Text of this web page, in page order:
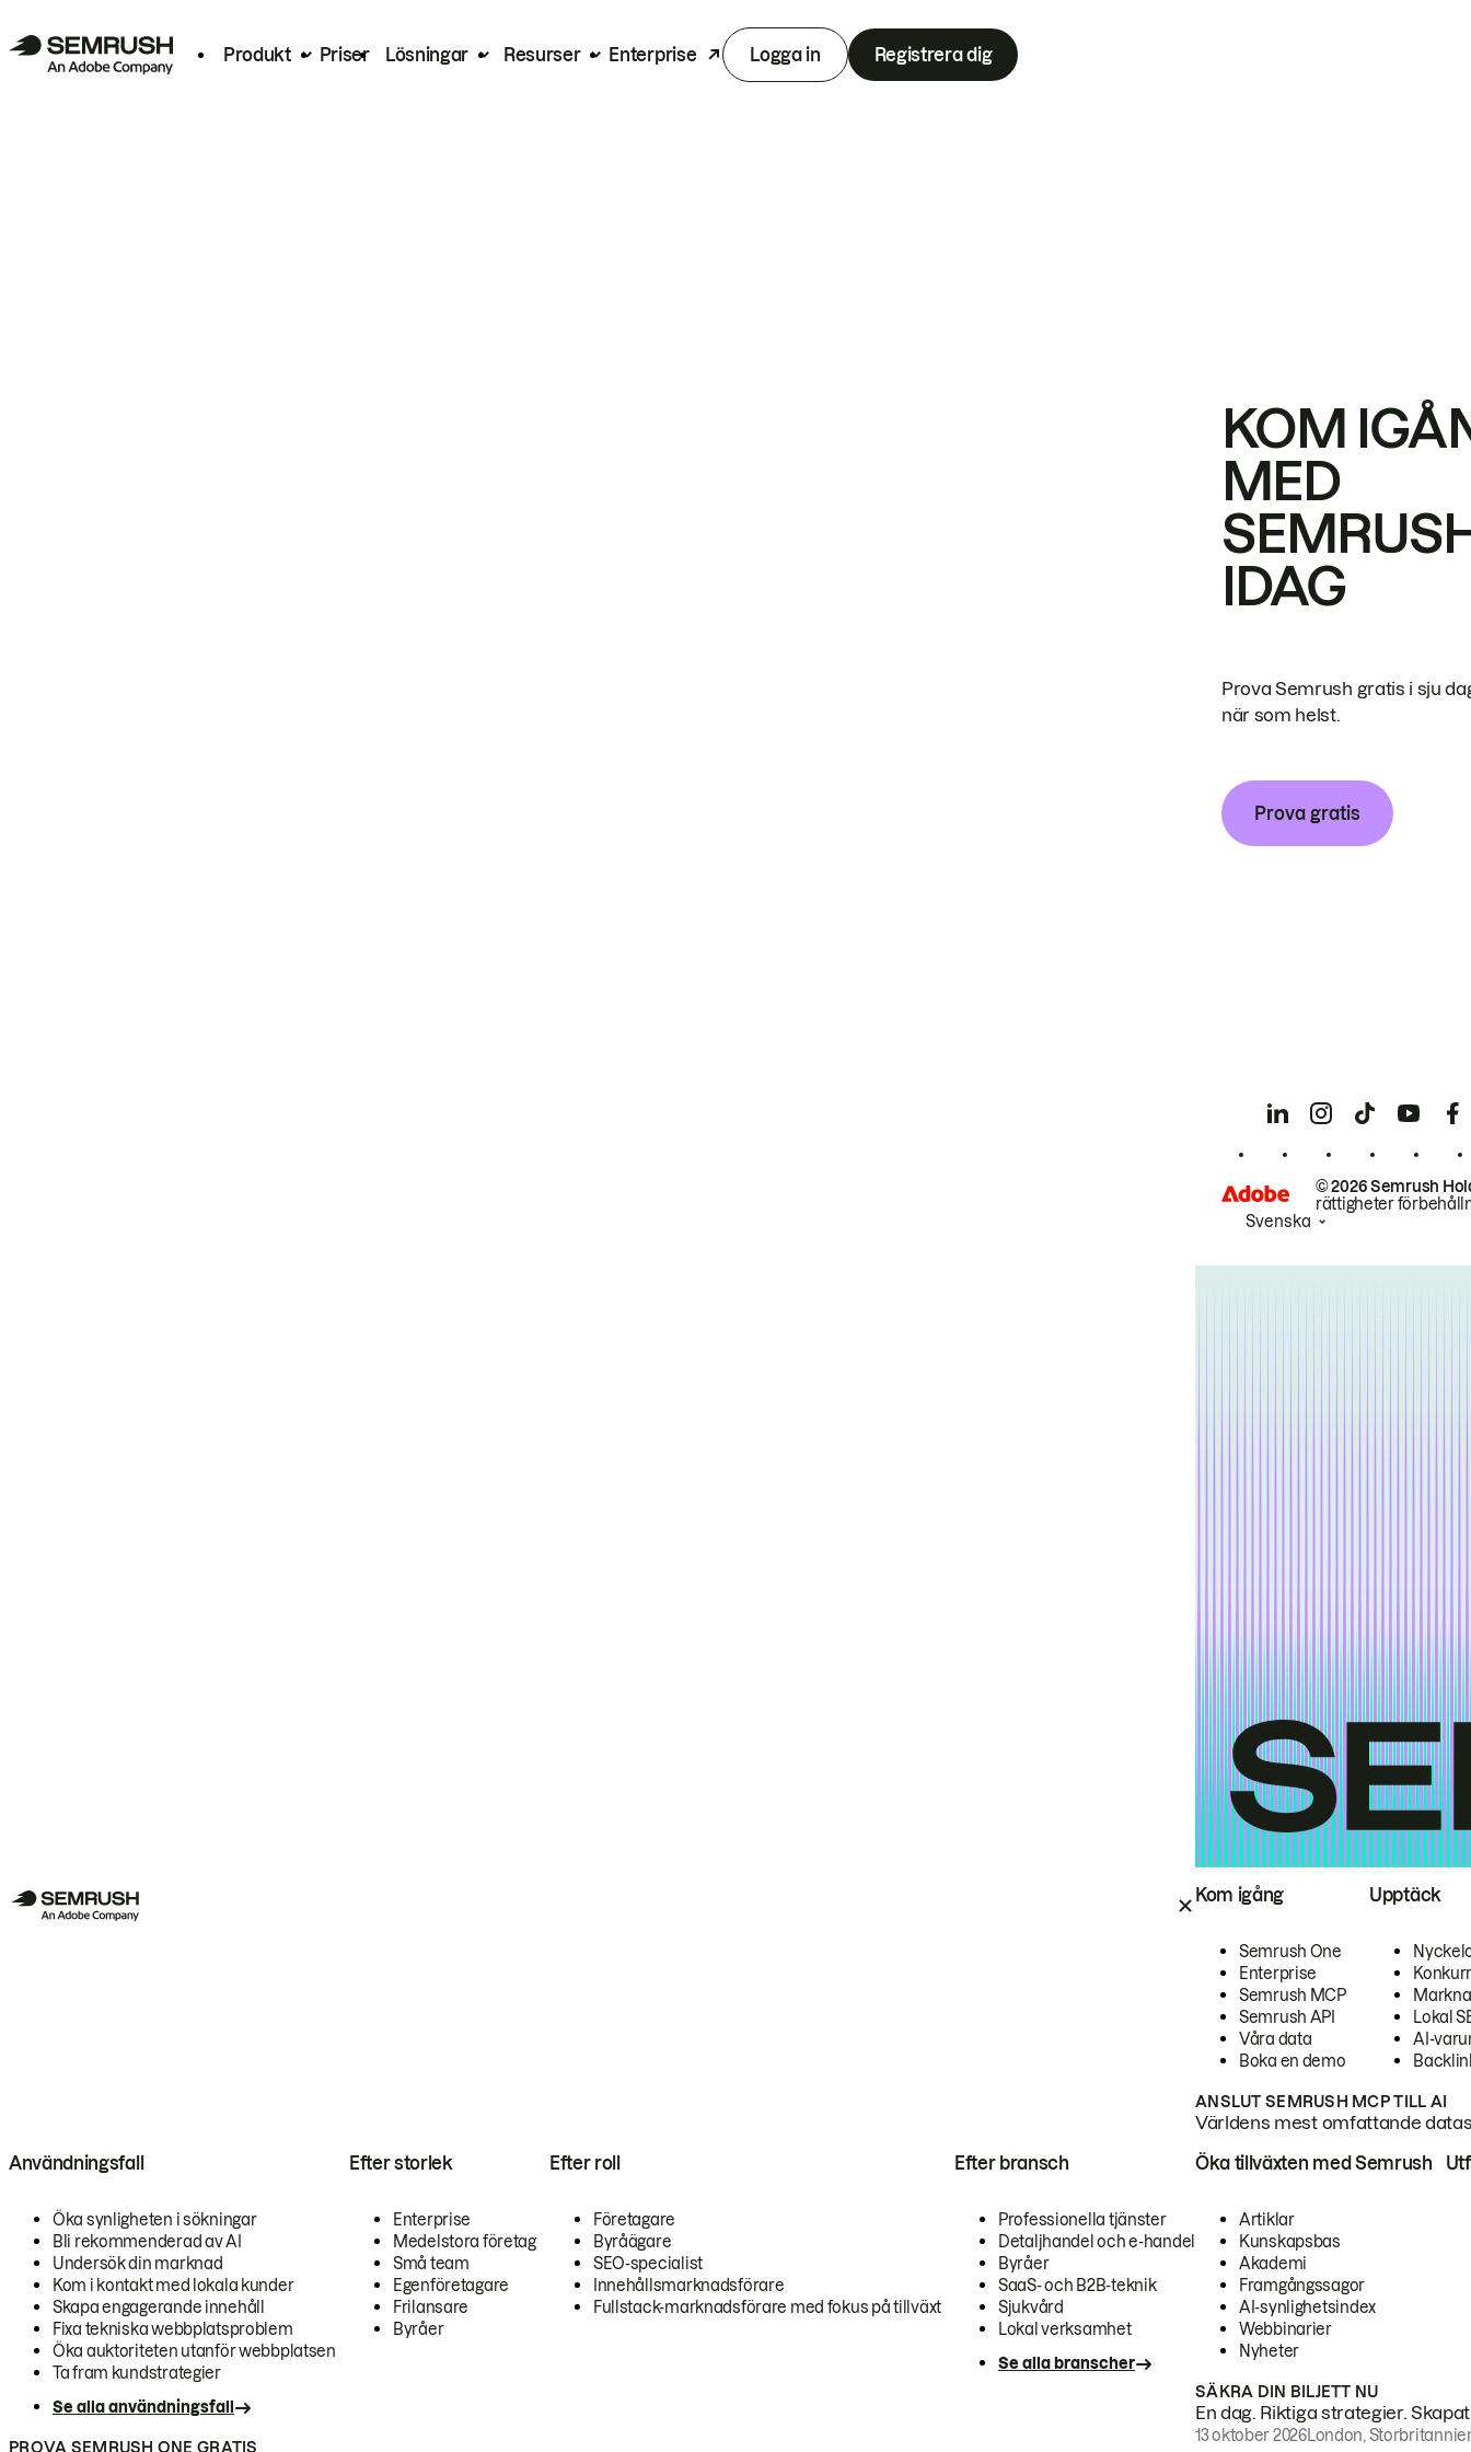
Produkt Priser Lösningar Resurser Enterprise Logga in Registrera dig
Kom igång
Semrush One
Enterprise
Semrush MCP
Semrush API
Våra data
Boka en demo
Upptäck
Lokal
AI-
ANSLUT SEMRUSH MCP TILL AI
Världens mest omfattande
Användningsfall
Öka synligheten i sökningar
Bli rekommenderad av AI
Undersök din marknad
Kom i kontakt med lokala kunder
Skapa engagerande innehåll
Fixa tekniska webbplatsproblem
Öka auktoriteten utanför webbplatsen
Ta fram kundstrategier
Se alla användningsfall
Efter storlek
Enterprise
Medelstora företag
Små team
Egenföretagare
Frilansare
Byråer
Efter roll
Företagare
Byråägare
SEO-specialist
Innehållsmarknadsförare
Fullstack-marknadsförare med fokus på tillväxt
Efter bransch
Professionella tjänster
Detaljhandel och e-handel
Byråer
SaaS- och B2B-teknik
Sjukvård
Lokal verksamhet
Se alla branscher
PROVA SEMRUSH ONE GRATIS
Öka tillväxten med Semrush
Artiklar
Kunskapsbas
Akademi
Framgångssagor
AI-synlighetsindex
Webbinarier
Nyheter
SÄKRA DIN BILJETT NU
En dag. Riktiga strategier.
13 oktober 2026London,
KOM
MED
IDAG
Prova Semrush gratis i sju
när som helst.
Prova gratis
© 2026 Semrush
rättigheter
Svenska